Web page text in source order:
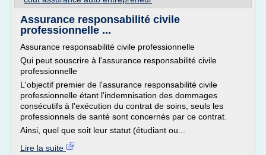
Assurance responsabilité civile
professionnelle ...
Assurance responsabilité civile professionnelle
Qui peut souscrire à l'assurance responsabilité civile
professionnelle
L'objectif premier de l'assurance responsabilité civile
professionnelle étant l'indemnisation des dommages
consécutifs à l'exécution du contrat de soins, seuls les
professionnels de santé sont concernés par ce contrat.
Ainsi, quel que soit leur statut (étudiant ou...
Lire la suite